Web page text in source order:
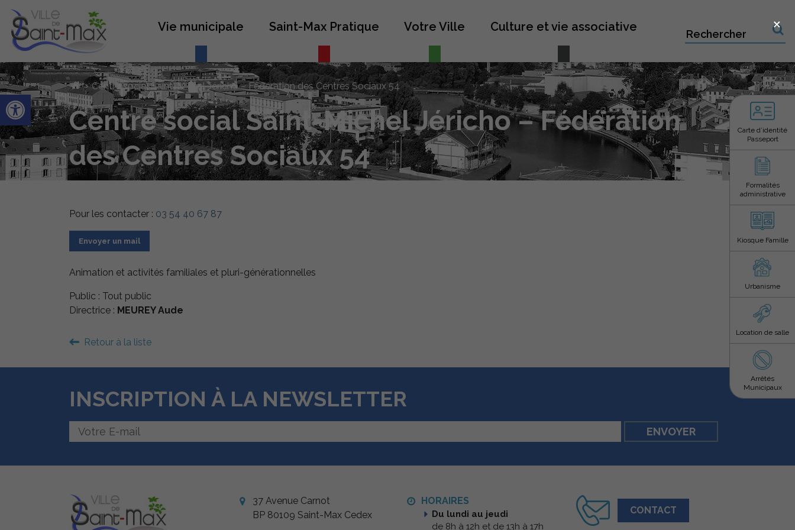
Ouvrir la barre d’outils
Vie municipale Saint-Max Pratique Votre Ville Culture et vie associative Recherche sur le site
Carte d’identité
Passeport
Formalités
administrative
Kiosque Famille
Urbanisme
Location de salle
Arrêtés
Municipaux
› Centre social Saint-Michel Jéricho – Fédération des Centres Sociaux 54
Centre social Saint-Michel Jéricho – Fédération
des Centres Sociaux 54
Pour les contacter : 03 54 40 67 87
Envoyer un mail
Animation et activités familiales et pluri-générationnelles
Public : Tout public
Directrice : MEUREY Aude
Retour à la liste
INSCRIPTION À LA NEWSLETTER
37 Avenue Carnot
BP 80109 Saint-Max Cedex
HORAIRES
Du lundi au jeudi
de 8h à 12h et de 13h à 17h
CONTACT
×